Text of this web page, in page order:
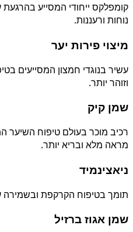
קומפלקס ייחודי המסייע
נוחות ורעננות.
מיצוי פירות יער
עשיר בנוגדי חמצון המסייעים
וזוהר יותר.
שמן קיק
רכיב מוכר בעולם טיפוח השיער
מראה מלא ובריא יותר.
ניאצינמיד
תומך בטיפוח הקרקפת ובשמירה
שמן אגוז ברזיל